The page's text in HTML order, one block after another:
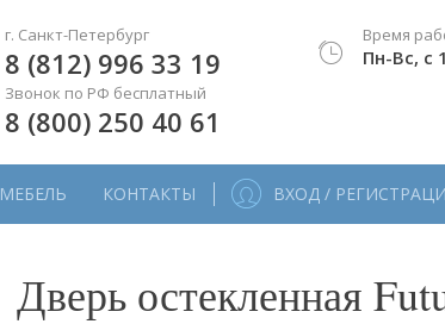
г. Санкт-Петербург
8 (812) 996 33 19
Звонок по РФ бесплатный
8 (800) 250 40 61
Время
Пн-Вс, с
МЕБЕЛЬ КОНТАКТЫ ВХОД /
Дверь остекленная